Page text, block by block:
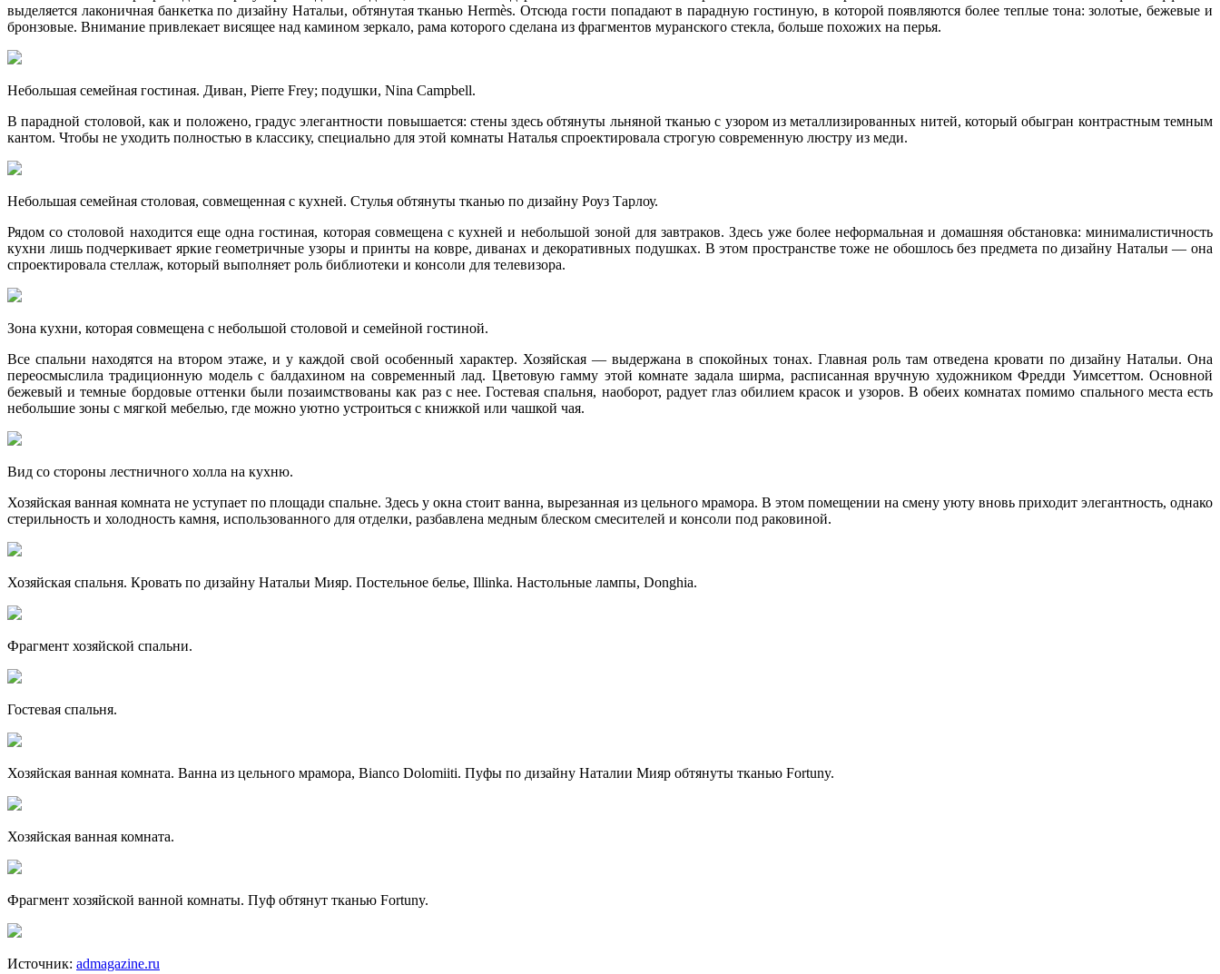
выделяется лаконичная банкетка по дизайну Натальи, обтянутая тканью Hermès. Отсюда гости попадают в парадную гостиную, в которой появляются более теплые тона: золотые, бежевые и
бронзовые. Внимание привлекает висящее над камином зеркало, рама которого сделана из фрагментов муранского стекла, больше похожих на перья.
Небольшая семейная гостиная. Диван, Pierre Frey; подушки, Nina Campbell.
В парадной столовой, как и положено, градус элегантности повышается: стены здесь обтянуты льняной тканью c узором из металлизированных нитей, который обыгран контрастным темным
кантом. Чтобы не уходить полностью в классику, специально для этой комнаты Наталья спроектировала строгую современную люстру из меди.
Небольшая семейная столовая, совмещенная с кухней. Стулья обтянуты тканью по дизайну Роуз Тарлоу.
Рядом со столовой находится еще одна гостиная, которая совмещена с кухней и небольшой зоной для завтраков. Здесь уже более неформальная и домашняя обстановка: минималистичность
кухни лишь подчеркивает яркие геометричные узоры и принты на ковре, диванах и декоративных подушках. В этом пространстве тоже не обошлось без предмета по дизайну Натальи — она
спроектировала стеллаж, который выполняет роль библиотеки и консоли для телевизора.
Зона кухни, которая совмещена с небольшой столовой и семейной гостиной.
Все спальни находятся на втором этаже, и у каждой свой особенный характер. Хозяйская — выдержана в спокойных тонах. Главная роль там отведена кровати по дизайну Натальи. Она
переосмыслила традиционную модель с балдахином на современный лад. Цветовую гамму этой комнате задала ширма, расписанная вручную художником Фредди Уимсеттом. Основной
бежевый и темные бордовые оттенки были позаимствованы как раз с нее. Гостевая спальня, наоборот, радует глаз обилием красок и узоров. В обеих комнатах помимо спального места есть
небольшие зоны с мягкой мебелью, где можно уютно устроиться с книжкой или чашкой чая.
Вид со стороны лестничного холла на кухню.
Хозяйская ванная комната не уступает по площади спальне. Здесь у окна стоит ванна, вырезанная из цельного мрамора. В этом помещении на смену уюту вновь приходит элегантность, однако
стерильность и холодность камня, использованного для отделки, разбавлена медным блеском смесителей и консоли под раковиной.
Хозяйская спальня. Кровать по дизайну Натальи Мияр. Постельное белье, Illinka. Настольные лампы, Donghia.
Фрагмент хозяйской спальни.
Гостевая спальня.
Хозяйская ванная комната. Ванна из цельного мрамора, Bianco Dolomiiti. Пуфы по дизайну Наталии Мияр обтянуты тканью Fortuny.
Хозяйская ванная комната.
Фрагмент хозяйской ванной комнаты. Пуф обтянут тканью Fortuny.
Источник: admagazine.ru